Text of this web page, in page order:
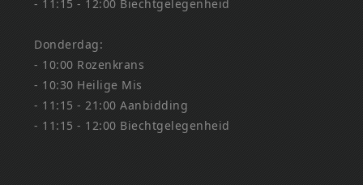
- 11:15 - 12:00 Biechtgelegenheid
Donderdag:
- 10:00 Rozenkrans
- 10:30 Heilige Mis
- 11:15 - 21:00 Aanbidding
- 11:15 - 12:00 Biechtgelegenheid